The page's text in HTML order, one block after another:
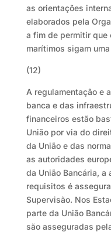
as orientações
elaborados pela
a fim de permitir que
marítimos sigam
(12)
A regulamentação e
banca e das
financeiros estão
União por via do
da União e das
as autoridades
da União Bancária,
requisitos é
Supervisão. Nos
parte da União
são asseguradas